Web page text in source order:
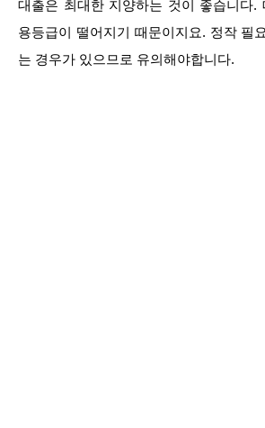
대출은 최대한 지양하는 것이 좋습니다.
용등급이 떨어지기 때문이지요. 정작 필
는 경우가 있으므로 유의해야합니다.